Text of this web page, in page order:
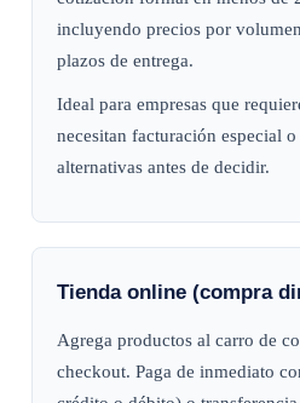
incluyendo precios por
plazos de entrega.
Ideal para empresas que
necesitan facturación especial
alternativas antes de decidir.
Tienda online (compra
Agrega productos al carro de
checkout. Paga de inmediato